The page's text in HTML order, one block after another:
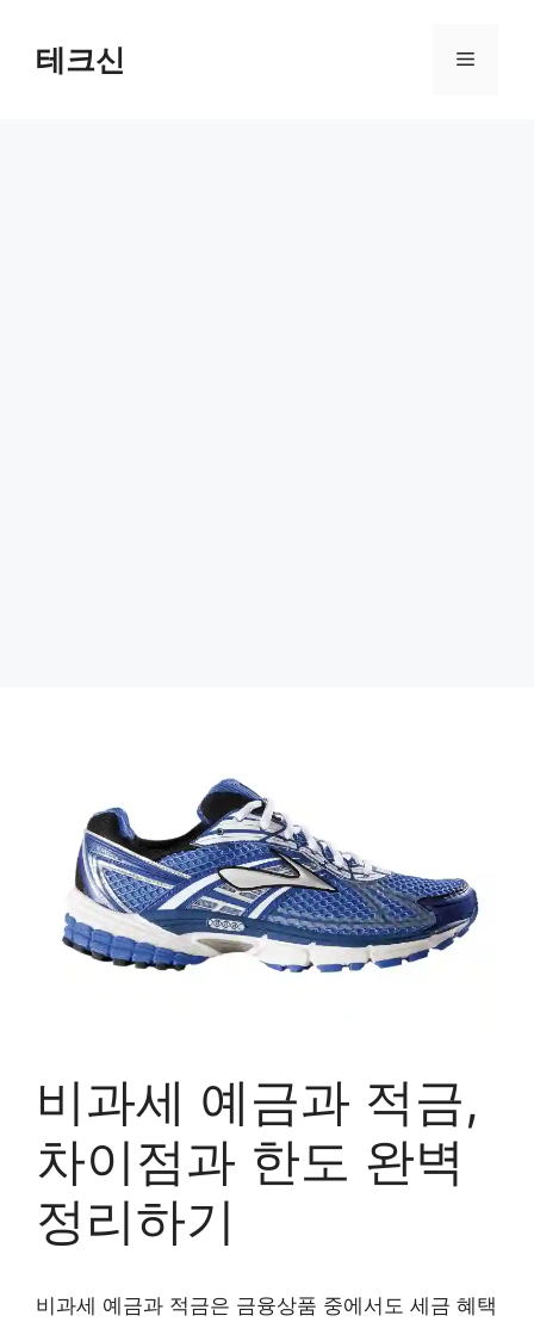
테크신 메
비과세 예금과 적금,
차이점과 한도 완벽
정리하기
비과세 예금과 적금은 금융상품 중에서도 세금 혜택